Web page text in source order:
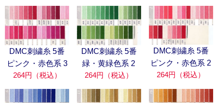
DMC刺繍糸 5番
ピンク・赤色系 3
264円（税込）
DMC刺繍糸 5番
緑・黄緑色系 2
264円（税込）
DMC刺繍糸 5番
ピンク・赤色系 2
264円（税込）